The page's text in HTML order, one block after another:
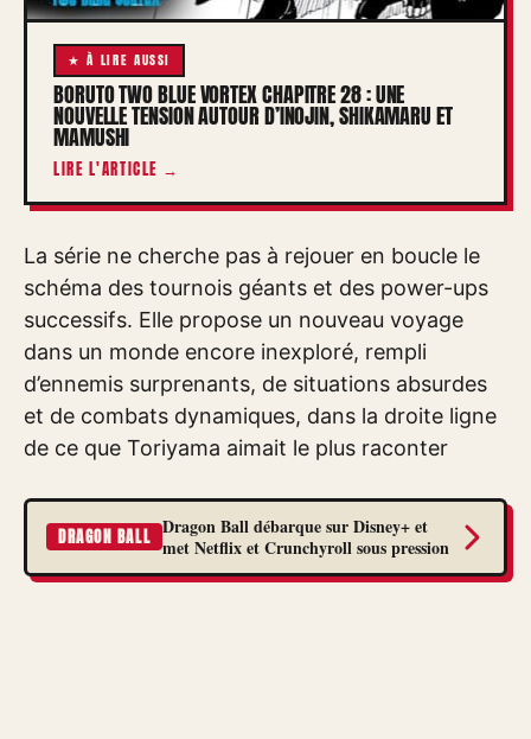
★ À LIRE AUSSI
BORUTO TWO BLUE VORTEX CHAPITRE 28 : UNE
NOUVELLE TENSION AUTOUR D’INOJIN, SHIKAMARU ET
MAMUSHI
LIRE L'ARTICLE →
La série ne cherche pas à rejouer en boucle le
schéma des tournois géants et des power-ups
successifs. Elle propose un nouveau voyage
dans un monde encore inexploré, rempli
d’ennemis surprenants, de situations absurdes
et de combats dynamiques, dans la droite ligne
de ce que Toriyama aimait le plus raconter
DRAGON BALL Dragon Ball débarque sur Disney+ et
met Netflix et Crunchyroll sous pression